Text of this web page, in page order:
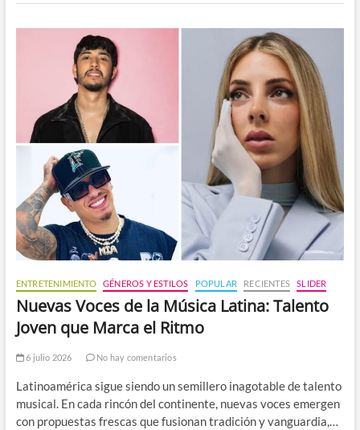
ENTRETENIMIENTO GÉNEROS Y ESTILOS POPULAR RECIENTES SLIDER
Nuevas Voces de la Música Latina: Talento
Joven que Marca el Ritmo
6 julio 2026 No hay comentarios
Latinoamérica sigue siendo un semillero inagotable de talento
musical. En cada rincón del continente, nuevas voces emergen
con propuestas frescas que fusionan tradición y vanguardia,…